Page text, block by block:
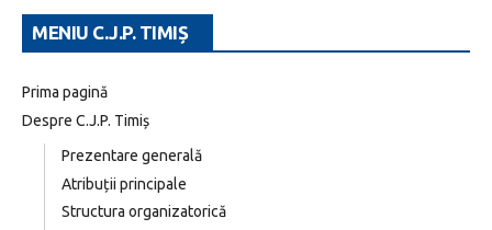
MENIU C.J.P. TIMIȘ
Prima pagină
Despre C.J.P. Timiș
Prezentare generală
Atribuții principale
Structura organizatorică